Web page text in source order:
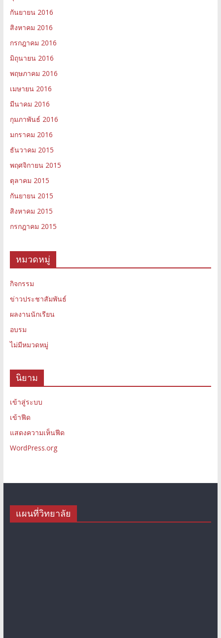
กันยายน 2016
สิงหาคม 2016
กรกฎาคม 2016
มิถุนายน 2016
พฤษภาคม 2016
เมษายน 2016
มีนาคม 2016
กุมภาพันธ์ 2016
มกราคม 2016
ธันวาคม 2015
พฤศจิกายน 2015
ตุลาคม 2015
กันยายน 2015
สิงหาคม 2015
กรกฎาคม 2015
หมวดหมู่
กิจกรรม
ข่าวประชาสัมพันธ์
ผลงานนักเรียน
อบรม
ไม่มีหมวดหมู่
นิยาม
เข้าสู่ระบบ
เข้าฟีด
แสดงความเห็นฟีด
WordPress.org
แผนที่วิทยาลัย